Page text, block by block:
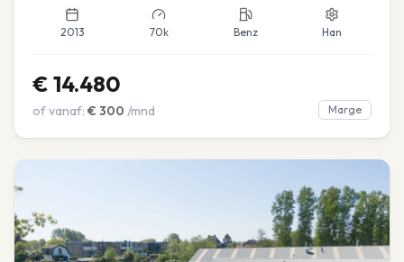
2013 70k Benz Han
€ 14.480
of vanaf: € 300 /mnd Marge